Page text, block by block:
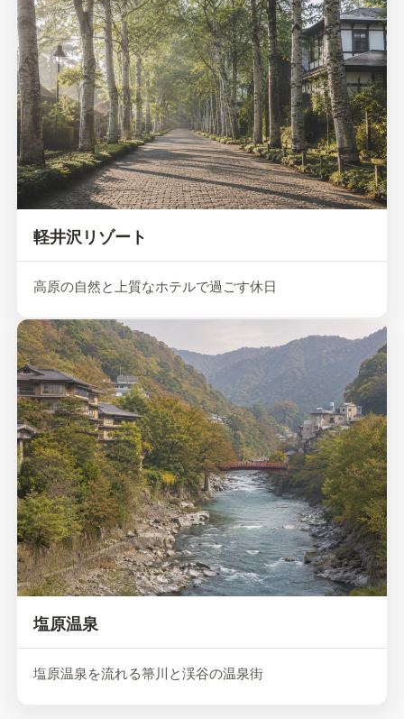
軽井沢リゾート
高原の自然と上質なホテルで過ごす休日
塩原温泉
塩原温泉を流れる箒川と渓谷の温泉街